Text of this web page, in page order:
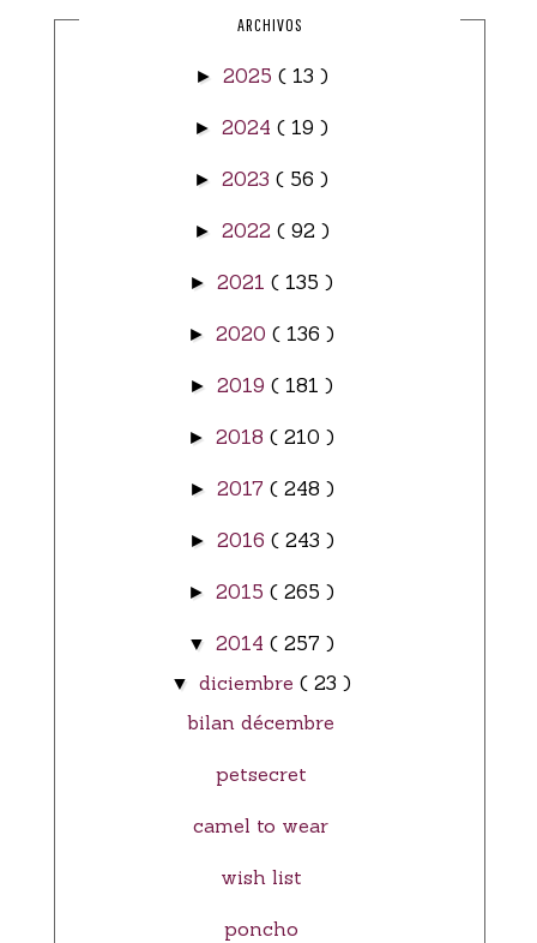
ARCHIVOS
► 2025 ( 13 )
► 2024 ( 19 )
► 2023 ( 56 )
► 2022 ( 92 )
► 2021 ( 135 )
► 2020 ( 136 )
► 2019 ( 181 )
► 2018 ( 210 )
► 2017 ( 248 )
► 2016 ( 243 )
► 2015 ( 265 )
▼ 2014 ( 257 )
▼ diciembre ( 23 )
bilan décembre
petsecret
camel to wear
wish list
poncho